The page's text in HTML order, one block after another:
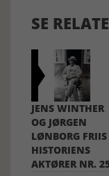
SE
JENS WINTHER
OG JØRGEN
LØNBORG FRIIS
HISTORIENS
AKTØRER NR.